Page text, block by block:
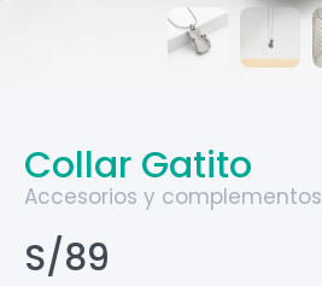
Collar Gatito
Accesorios y complementos
S/89